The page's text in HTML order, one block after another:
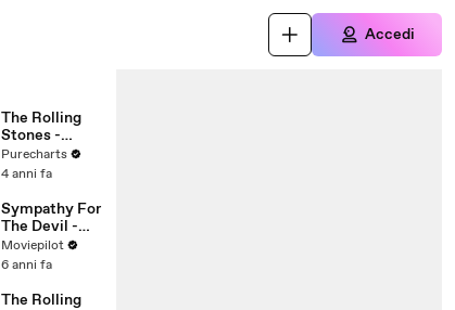
Accedi
The Rolling
Stones -
Sympathy For
The Devil
Purecharts
4 anni fa
Sympathy For
The Devil -
Godard -
Stones
Moviepilot
6 anni fa
The Rolling